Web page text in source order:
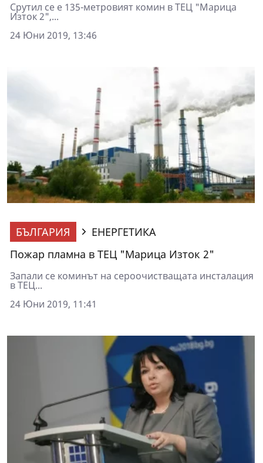
Срутил се е 135-метровият комин в ТЕЦ "Марица
Изток 2",...
24 Юни 2019, 13:46
БЪЛГАРИЯ
ЕНЕРГЕТИКА
Пожар пламна в ТЕЦ "Марица Изток 2"
Запали се коминът на сероочистващата инсталация
в ТЕЦ...
24 Юни 2019, 11:41